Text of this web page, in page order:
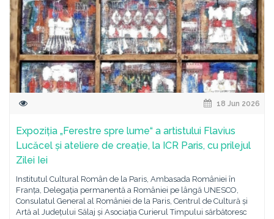
18 Jun 2026
Expoziția „Ferestre spre lume“ a artistului Flavius
Lucăcel și ateliere de creație, la ICR Paris, cu prilejul
Zilei Iei
Institutul Cultural Român de la Paris, Ambasada României în
Franța, Delegația permanentă a României pe lângă UNESCO,
Consulatul General al României de la Paris, Centrul de Cultură și
Artă al Județului Sălaj și Asociația Curierul Timpului sărbătoresc